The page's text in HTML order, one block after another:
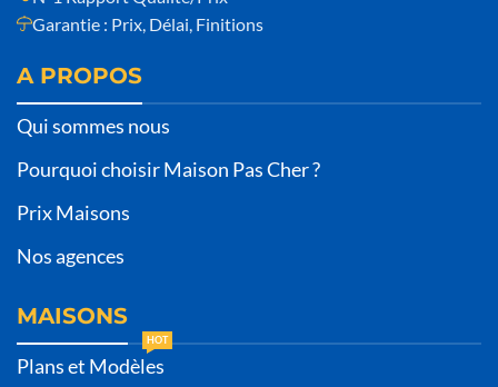
Garantie : Prix, Délai, Finitions
A PROPOS
Qui sommes nous
Pourquoi choisir Maison Pas Cher ?
Prix Maisons
Nos agences
MAISONS
Plans et Modèles
HOT